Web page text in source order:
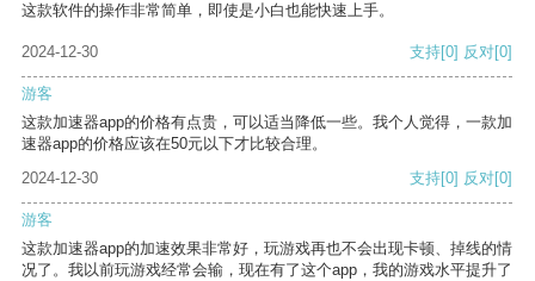
这款软件的操作非常简单，即使是小白也能快速上手。
2024-12-30 支持[0] 反对[0]
游客
这款加速器app的价格有点贵，可以适当降低一些。我个人觉得，一款加
速器app的价格应该在50元以下才比较合理。
2024-12-30
支持[0] 反对[0]
游客
这款加速器app的加速效果非常好，玩游戏再也不会出现卡顿、掉线的情
况了。我以前玩游戏经常会输，现在有了这个app，我的游戏水平提升了